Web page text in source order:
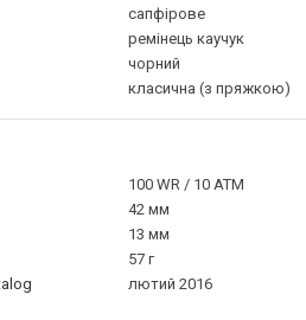
сапфірове
ремінець каучук
чорний
класична (з пряжкою)
100 WR / 10 ATM
42 мм
13 мм
57 г
лютий 2016